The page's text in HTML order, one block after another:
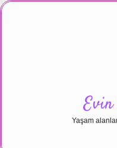
Evin
Yaşam